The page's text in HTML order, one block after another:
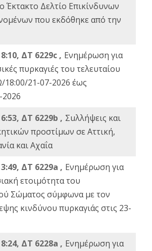
Έκτακτο Δελτίο Επικίνδυνων
που εκδόθηκε από την
ΔΤ 6229c , Ενημέρωση για
πυρκαγιές του τελευταίου
21-07-2026 έως
ΔΤ 6229b , Σuλλήψεις και
προστίμων σε Αττική,
και Αχαΐα
ΔΤ 6229a , Ενημέρωση για
ετοιμότητα του
Σώματος σύμφωνα με τον
κινδύνου πυρκαγιάς στις 23-
ΔΤ 6228a , Ενημέρωση για